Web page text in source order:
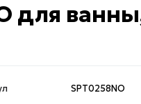
для
SPT0258NO